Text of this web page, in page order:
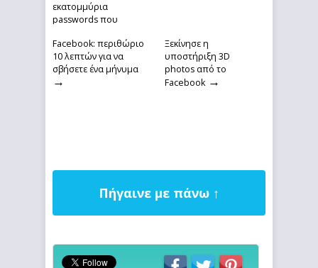
εκατομμύρια
passwords που
αρχείο text→
Facebook: περιθώριο
10 λεπτών για να
σβήσετε ένα μήνυμα
→
Ξεκίνησε η
υποστήριξη 3D
photos από το
Facebook →
Πήγαινε με πάνω ↑